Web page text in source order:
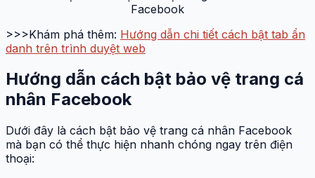
Facebook
>>>Khám phá thêm: Hướng dẫn chi tiết cách bật tab ẩn
danh trên trình duyệt web
Hướng dẫn cách bật bảo vệ trang cá
nhân Facebook
Dưới đây là cách bật bảo vệ trang cá nhân Facebook
mà bạn có thể thực hiện nhanh chóng ngay trên điện
thoại: